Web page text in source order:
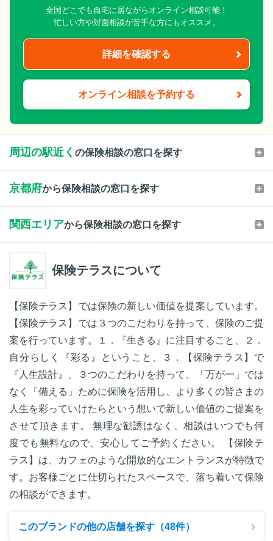
全国どこでも自宅に居ながらオンライン相談可能！
忙しい方や対面相談が苦手な方にもオススメ。
詳細を確認する
オンライン相談を予約する
周辺の駅近く の保険相談の窓口を探す
京都府から保険相談の窓口を探す
関西エリアから保険相談の窓口を探す
保険テラスについて
【保険テラス】では保険の新しい価値を提案しています。
【保険テラス】では３つのこだわりを持って、保険のご提
案を行っています。１．『生きる』に注目すること、２．
自分らしく『彩る』ということ、３．【保険テラス】で
『人生設計』、３つのこだわりを持って、「万が一」では
なく「備える」ために保険を活用し、より多くの皆さまの
人生を彩っていけたらという想いで新しい価値のご提案を
させて頂きます。 無理な勧誘はなく、相談はいつでも何
度でも無料なので、安心してご予約ください。 【保険テ
ラス】は、カフェのような開放的なエントランスが特徴で
す。お客様ごとに仕切られたスペースで、落ち着いて保険
の相談ができます。
このブランドの他の店舗を探す（48件）